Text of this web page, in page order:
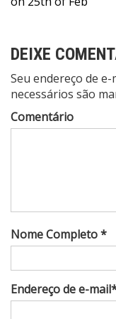
DEIXE
Seu endereço de
necessários são
Comentário
Nome Completo *
Endereço de e-